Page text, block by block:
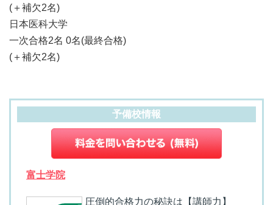
(＋補欠2名)
日本医科大学
一次合格2名 0名(最終合格)
(＋補欠2名)
予備校情報
富士学院
圧倒的合格力の秘訣は【講師力】